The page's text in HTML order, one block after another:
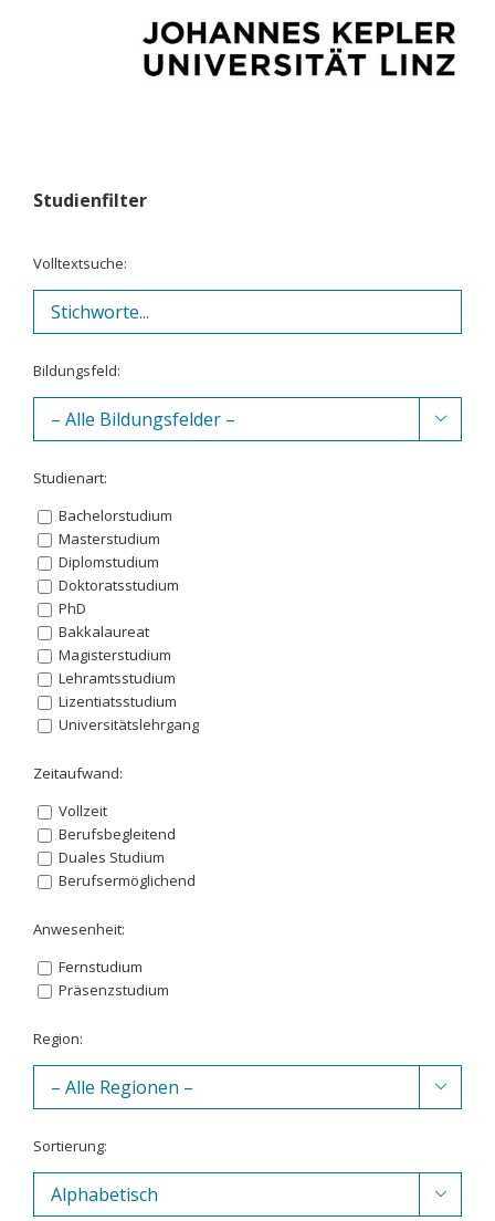
Studienfilter
Volltextsuche:
Bildungsfeld:

Studienart:
Bachelorstudium
Masterstudium
Diplomstudium
Doktoratsstudium
PhD
Bakkalaureat
Magisterstudium
Lehramtsstudium
Lizentiatsstudium
Universitätslehrgang
Zeitaufwand:
Vollzeit
Berufsbegleitend
Duales Studium
Berufsermöglichend
Anwesenheit:
Fernstudium
Präsenzstudium
Region:

Sortierung:
